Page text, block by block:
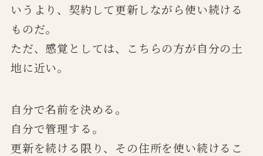
いうより、契約して更新しながら使い続ける
ものだ。
ただ、感覚としては、こちらの方が自分の土
地に近い。
自分で名前を決める。
自分で管理する。
更新を続ける限り、その住所を使い続けるこ